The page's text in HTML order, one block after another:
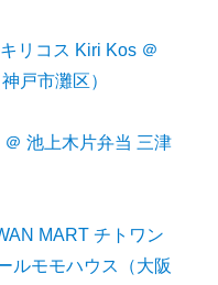
リコス Kiri Kos ＠
戸市灘区）
池上木片弁当 三津
MART チトワン
ルモモハウス（大阪